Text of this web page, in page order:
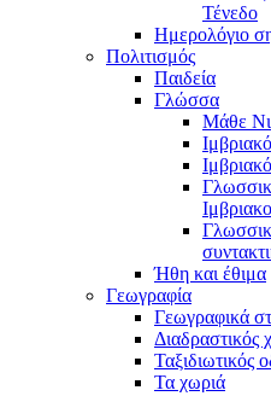
Τένεδο
Ημερολόγιο
Πολιτισμός
Παιδεία
Γλώσσα
Μάθε
Ήθη και έθιμα
Γεωγραφία
Γεωγραφικά
Διαδραστικός
Ταξιδιωτικός
Τα χωριά